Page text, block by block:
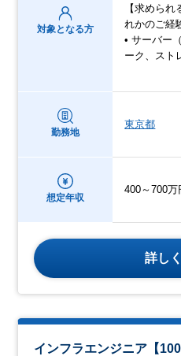
対象となる方
【求めら
れかのご経
• サーバー
ーク、スト
勤務地
東京都
想定年収
400～700万
詳し
インフラエンジニア【